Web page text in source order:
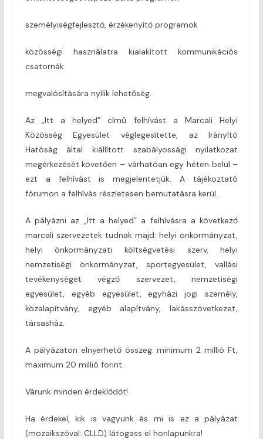
személyiségfejlesztő, érzékenyítő programok
közösségi használatra kialakított kommunikációs
csatornák
megvalósítására nyílik lehetőség.
Az „Itt a helyed” című felhívást a Marcali Helyi
Közösség Egyesület véglegesítette, az Irányító
Hatóság által kiállított szabályossági nyilatkozat
megérkezését követően – várhatóan egy héten belül –
ezt a felhívást is megjelentetjük. A tájékoztató
fórumon a felhívás részletesen bemutatásra kerül.
A pályázni az „Itt a helyed” a felhívásra a következő
marcali szervezetek tudnak majd: helyi önkormányzat,
helyi önkormányzati költségvetési szerv, helyi
nemzetiségi önkormányzat, sportegyesület, vallási
tevékenységet végző szervezet, nemzetiségi
egyesület, egyéb egyesület, egyházi jogi személy,
közalapítvány, egyéb alapítvány, lakásszövetkezet,
társasház.
A pályázaton elnyerhető összeg: minimum 2 millió Ft,
maximum 20 millió forint.
Várunk minden érdeklődőt!
Ha érdekel, kik is vagyunk és mi is ez a pályázat
(mozaikszóval: CLLD) látogass el honlapunkra!